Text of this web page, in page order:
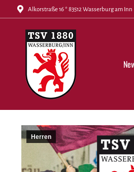
Alkorstraße 16 * 83512 Wasserburg am Inn
Herren
News DFB